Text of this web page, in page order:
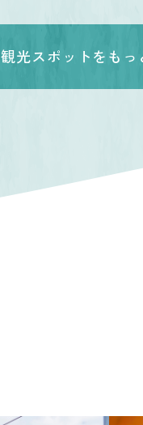
観光スポットをもっ